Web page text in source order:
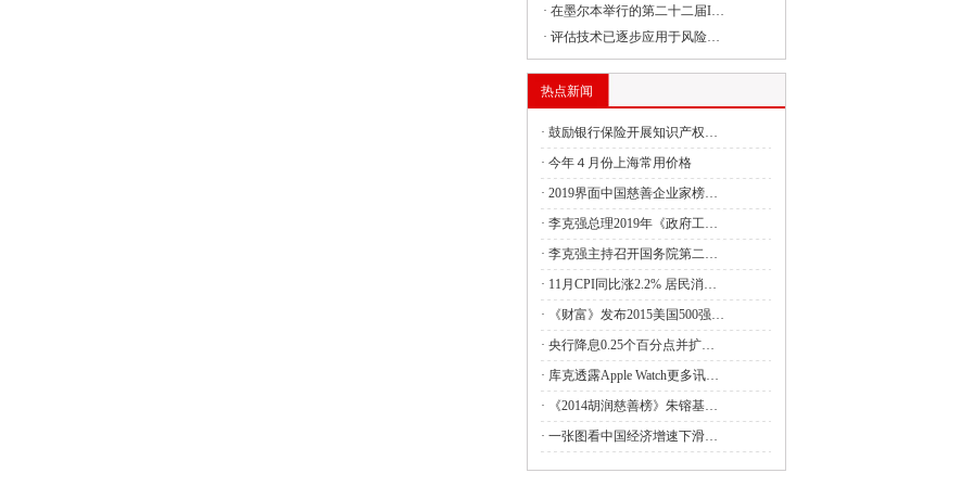
国家发展改革委负责同志出席建设全国统一大市场国务
国家发展改革委副主任丛亮会见阿曼能源与矿产部次大
中国与阿根廷签署共建“一带一路”合作规划
2023年1-4月全国国有及国有控股企业经济运行情况
财政部河南监管局：强化理论武装 筑牢思想之基 认真
关于实施中央财政油茶产业发展奖补政策的通知
· 在墨尔本举行的第二十二届I…
· 评估技术已逐步应用于风险…
热点新闻
· 鼓励银行保险开展知识产权…
· 今年４月份上海常用价格
· 2019界面中国慈善企业家榜…
· 李克强总理2019年《政府工…
· 李克强主持召开国务院第二…
· 11月CPI同比涨2.2% 居民消…
·
《财富》发布2015美国500强…
· 央行降息0.25个百分点并扩…
· 库克透露Apple Watch更多讯…
·
《2014胡润慈善榜》朱镕基…
· 一张图看中国经济增速下滑…